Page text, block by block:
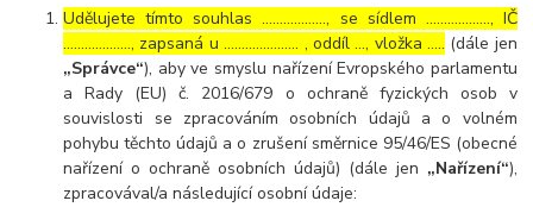
Udělujete tímto souhlas ……………..., se sídlem ………………, IČ
………………., zapsaná u ………………… , oddíl …, vložka ….. (dále jen
„Správce“), aby ve smyslu nařízení Evropského parlamentu
a Rady (EU) č. 2016/679 o ochraně fyzických osob v
souvislosti se zpracováním osobních údajů a o volném
pohybu těchto údajů a o zrušení směrnice 95/46/ES (obecné
nařízení o ochraně osobních údajů) (dále jen „Nařízení“),
zpracovával/a následující osobní údaje: